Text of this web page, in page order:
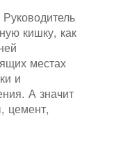
кишку, как
местах
и
А значит
цемент,